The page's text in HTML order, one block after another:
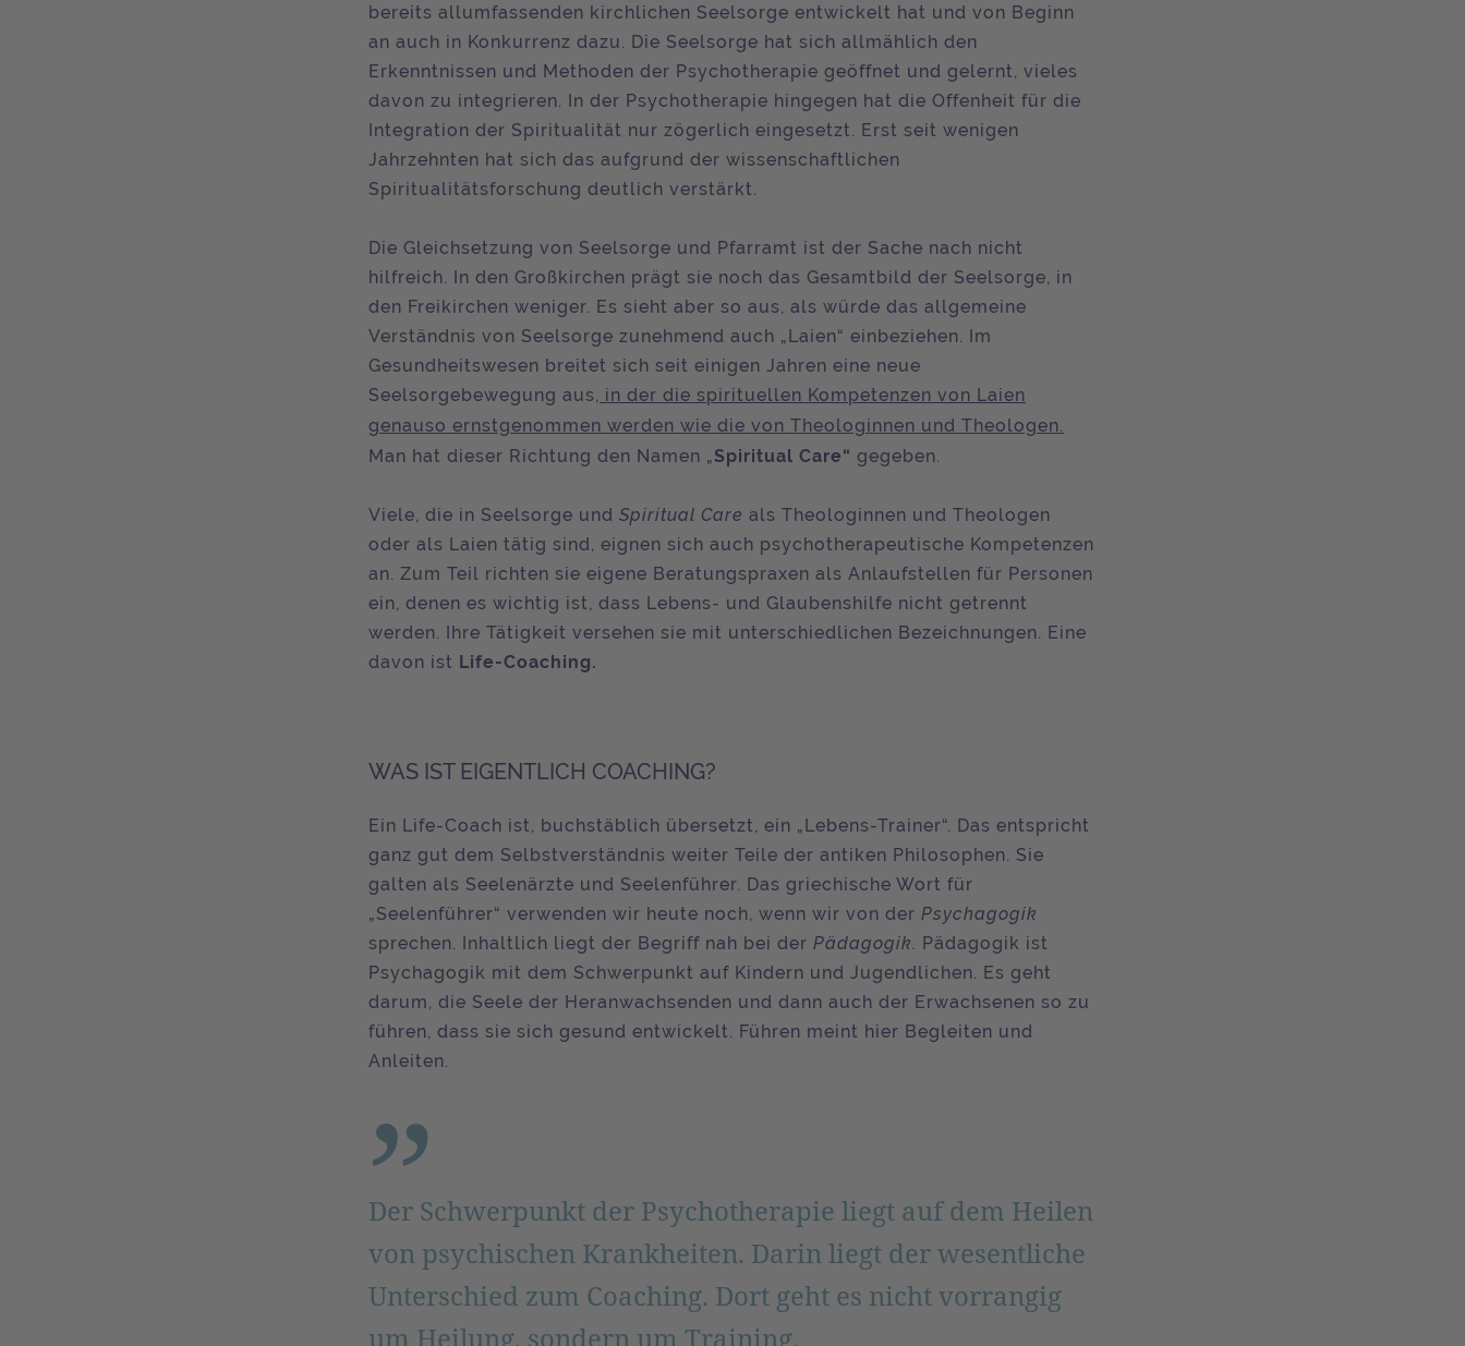
bereits allumfassenden kirchlichen Seelsorge entwickelt hat und von Beginn
an auch in Konkurrenz dazu. Die Seelsorge hat sich allmählich den
Erkenntnissen und Methoden der Psychotherapie geöffnet und gelernt, vieles
davon zu integrieren. In der Psychotherapie hingegen hat die Offenheit für die
Integration der Spiritualität nur zögerlich eingesetzt. Erst seit wenigen
Jahrzehnten hat sich das aufgrund der wissenschaftlichen
Spiritualitätsforschung deutlich verstärkt.
Die Gleichsetzung von Seelsorge und Pfarramt ist der Sache nach nicht
hilfreich. In den Großkirchen prägt sie noch das Gesamtbild der Seelsorge, in
den Freikirchen weniger. Es sieht aber so aus, als würde das allgemeine
Verständnis von Seelsorge zunehmend auch „Laien“ einbeziehen. Im
Gesundheitswesen breitet sich seit einigen Jahren eine neue
Seelsorgebewegung aus, in der die spirituellen Kompetenzen von Laien
genauso ernstgenommen werden wie die von Theologinnen und Theologen.
Man hat dieser Richtung den Namen „Spiritual Care“ gegeben.
Viele, die in Seelsorge und Spiritual Care als Theologinnen und Theologen
oder als Laien tätig sind, eignen sich auch psychotherapeutische Kompetenzen
an. Zum Teil richten sie eigene Beratungspraxen als Anlaufstellen für Personen
ein, denen es wichtig ist, dass Lebens- und Glaubenshilfe nicht getrennt
werden. Ihre Tätigkeit versehen sie mit unterschiedlichen Bezeichnungen. Eine
davon ist Life-Coaching.
WAS IST EIGENTLICH COACHING?
Ein Life-Coach ist, buchstäblich übersetzt, ein „Lebens-Trainer“. Das entspricht
ganz gut dem Selbstverständnis weiter Teile der antiken Philosophen. Sie
galten als Seelenärzte und Seelenführer. Das griechische Wort für
„Seelenführer“ verwenden wir heute noch, wenn wir von der Psychagogik
sprechen. Inhaltlich liegt der Begriff nah bei der Pädagogik. Pädagogik ist
Psychagogik mit dem Schwerpunkt auf Kindern und Jugendlichen. Es geht
darum, die Seele der Heranwachsenden und dann auch der Erwachsenen so zu
führen, dass sie sich gesund entwickelt. Führen meint hier Begleiten und
Anleiten.
Der Schwerpunkt der Psychotherapie liegt auf dem Heilen
von psychischen Krankheiten. Darin liegt der wesentliche
Unterschied zum Coaching. Dort geht es nicht vorrangig
um Heilung, sondern um Training.